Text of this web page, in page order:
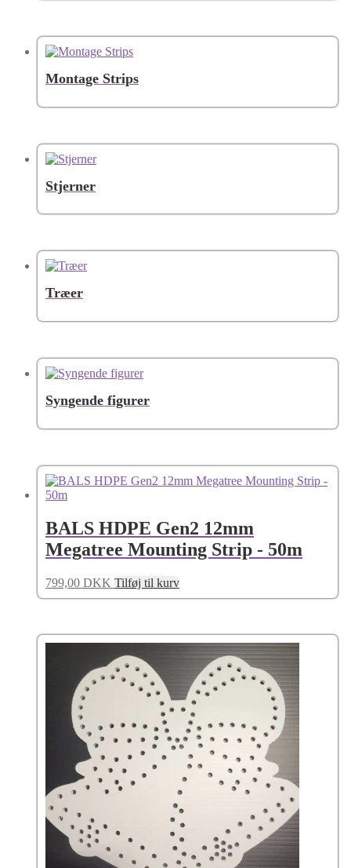
Montage Strips
Stjerner
Træer
Syngende figurer
BALS HDPE Gen2 12mm
Megatree Mounting Strip - 50m
799,00 DKK Tilføj til kurv